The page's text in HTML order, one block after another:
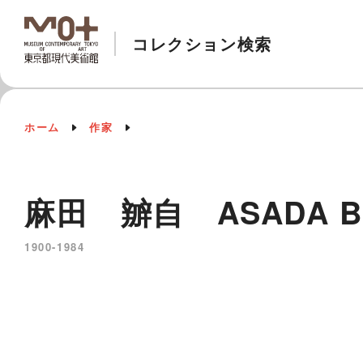
コレクション検索
ホーム 作家
麻田 辧自 ASADA
1900-1984